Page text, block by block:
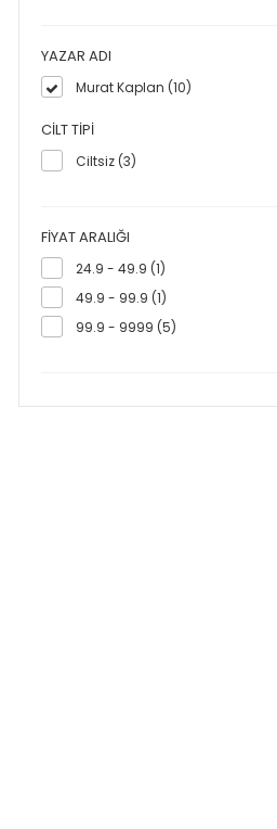
YAZAR ADI
Murat Kaplan (10)
CILT TIPI
Ciltsiz (3)
FIYAT ARALIĞI
24.9 - 49.9 (1)
49.9 - 99.9 (1)
99.9 - 9999 (5)